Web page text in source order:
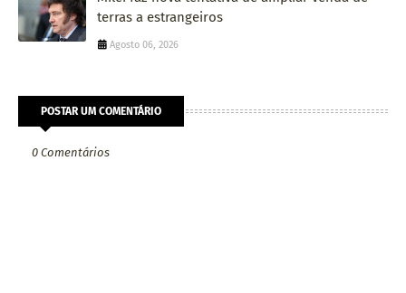
terras a estrangeiros
Agosto 06, 2026
POSTAR UM COMENTÁRIO
0 Comentários